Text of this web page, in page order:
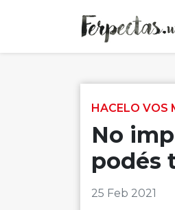
HACELO VOS
No
podés
25 Feb 2021